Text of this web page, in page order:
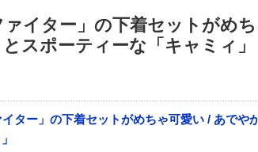
ァイター」の下着セットがめ
スポーティーな「キャミィ」